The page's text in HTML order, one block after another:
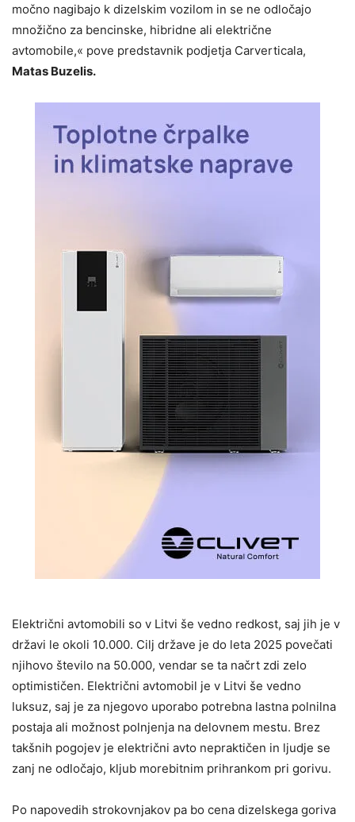
močno nagibajo k dizelskim vozilom in se ne odločajo
množično za bencinske, hibridne ali električne
avtomobile,« pove predstavnik podjetja Carverticala,
Matas Buzelis.
Električni avtomobili so v Litvi še vedno redkost, saj jih je v
državi le okoli 10.000. Cilj države je do leta 2025 povečati
njihovo število na 50.000, vendar se ta načrt zdi zelo
optimističen. Električni avtomobil je v Litvi še vedno
luksuz, saj je za njegovo uporabo potrebna lastna polnilna
postaja ali možnost polnjenja na delovnem mestu. Brez
takšnih pogojev je električni avto nepraktičen in ljudje se
zanj ne odločajo, kljub morebitnim prihrankom pri gorivu.
Po napovedih strokovnjakov pa bo cena dizelskega goriva